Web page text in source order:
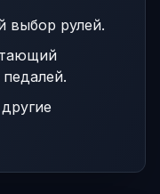
выбор рулей.